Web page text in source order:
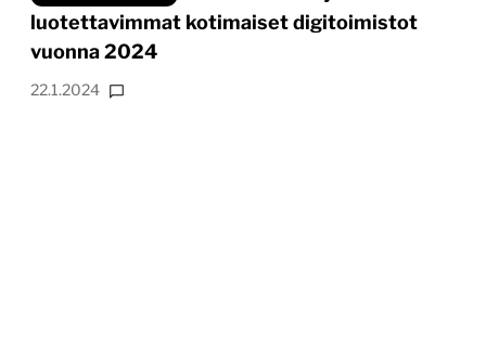
luotettavimmat kotimaiset digitoimistot
vuonna 2024
22.1.2024